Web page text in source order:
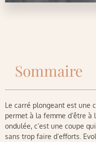
Sommaire
Le carré plongeant est une
permet à la femme d’être
ondulée, c’est une coupe
sans trop faire d’efforts.